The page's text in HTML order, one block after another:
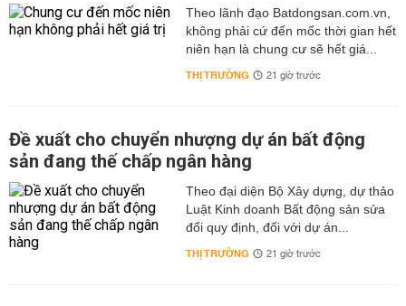
Theo lãnh đạo Batdongsan.com.vn,
không phải cứ đến mốc thời gian hết
niên hạn là chung cư sẽ hết giá...
THỊ TRƯỜNG 21 giờ trước
Đề xuất cho chuyển nhượng dự án bất động
sản đang thế chấp ngân hàng
Theo đại diện Bộ Xây dựng, dự thảo
Luật Kinh doanh Bất động sản sửa
đổi quy định, đối với dự án...
THỊ TRƯỜNG 21 giờ trước